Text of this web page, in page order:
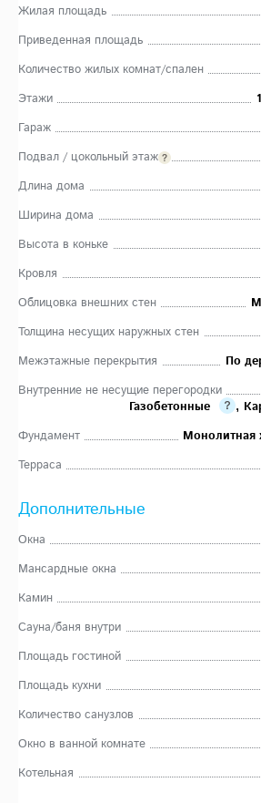
Жилая площадь
Приведенная площадь
Количество жилых комнат/спален
Этажи
Гараж
Подвал / цокольный этаж
Длина дома
Ширина дома
Высота в коньке
Кровля
Облицовка внешних стен
Толщина несущих наружных стен
Межэтажные перекрытия
По
Внутренние не несущие перегородки
Газобетонные
,
Фундамент
Монолитная
Терраса
Дополнительные
Окна
Мансардные окна
Камин
Сауна/баня внутри
Площадь гостиной
Площадь кухни
Количество санузлов
Окно в ванной комнате
Котельная